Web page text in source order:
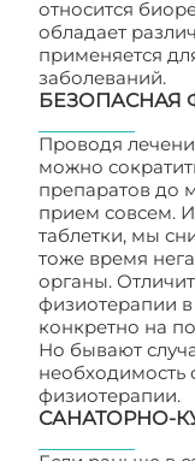
относится
обладает
применяется
заболеваний.
БЕЗОПАСНАЯ
Проводя
можно
препаратов до
прием совсем.
таблетки, мы
тоже время
органы.
физиотерапии в
конкретно на
Но бывают
необходимость
физиотерапии.
САНАТОРНО-